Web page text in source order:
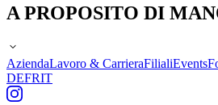
A PROPOSITO DI
AziendaLavoro & CarrieraFilialiEvents
DEFRIT